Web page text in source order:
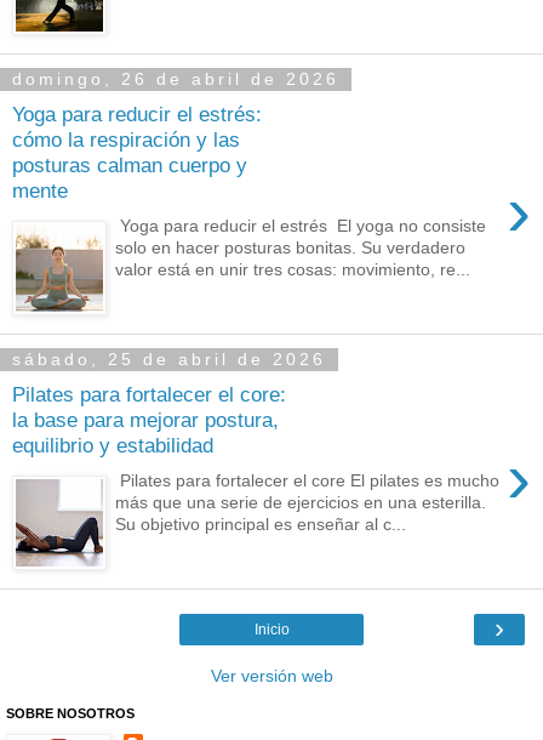
domingo, 26 de abril de 2026
Yoga para reducir el estrés:
cómo la respiración y las
posturas calman cuerpo y
mente
›
Yoga para reducir el estrés El yoga no consiste
solo en hacer posturas bonitas. Su verdadero
valor está en unir tres cosas: movimiento, re...
sábado, 25 de abril de 2026
Pilates para fortalecer el core:
la base para mejorar postura,
equilibrio y estabilidad
›
Pilates para fortalecer el core El pilates es mucho
más que una serie de ejercicios en una esterilla.
Su objetivo principal es enseñar al c...
›
Inicio
Ver versión web
SOBRE NOSOTROS